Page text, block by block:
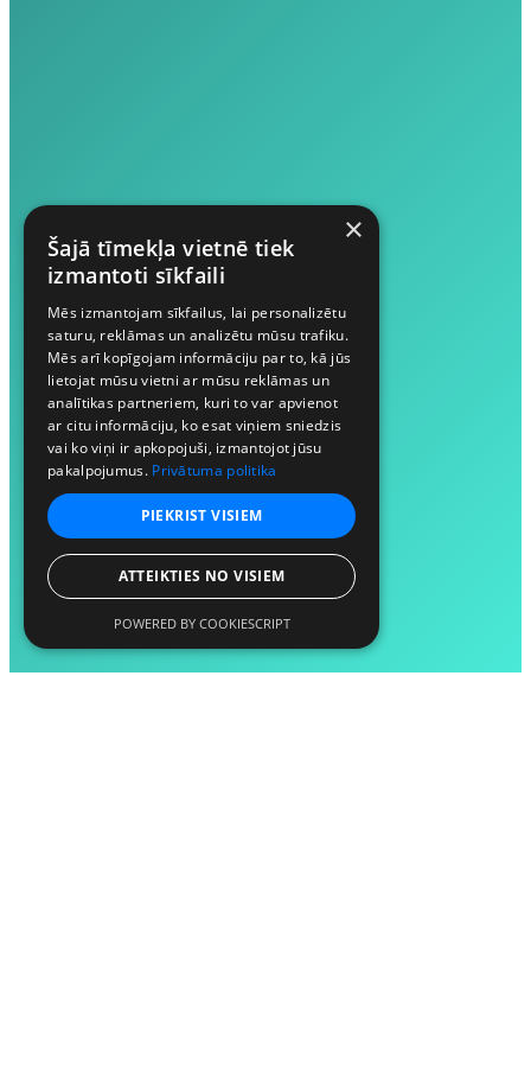
×
Šajā tīmekļa vietnē tiek
izmantoti sīkfaili
Mēs izmantojam sīkfailus, lai personalizētu
saturu, reklāmas un analizētu mūsu trafiku.
Mēs arī kopīgojam informāciju par to, kā jūs
lietojat mūsu vietni ar mūsu reklāmas un
analītikas partneriem, kuri to var apvienot
ar citu informāciju, ko esat viņiem sniedzis
vai ko viņi ir apkopojuši, izmantojot jūsu
pakalpojumus. Privātuma politika
PIEKRIST VISIEM
ATTEIKTIES NO VISIEM
POWERED BY COOKIESCRIPT